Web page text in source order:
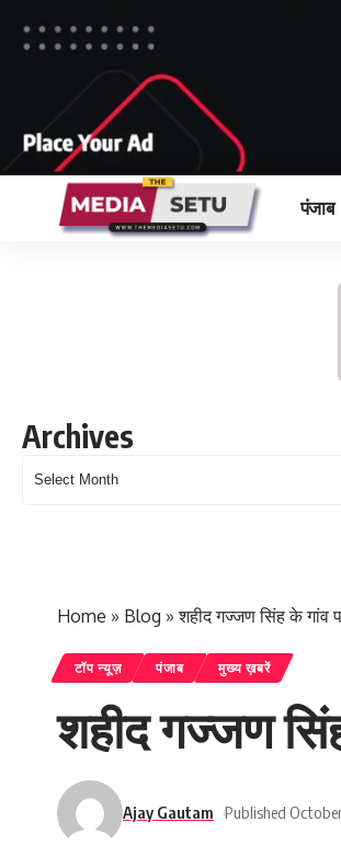
पंजाब
Archives
Home » Blog »शहीद गज्जण सिंह के गांव
टॉप न्यूज़ पंजाब मुख्य ख़बरें
शहीद गज्जण
Ajay Gautam Published